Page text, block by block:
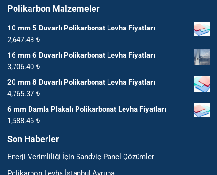
Polikarbon Malzemeler
10 mm 5 Duvarlı Polikarbonat Levha Fiyatları
2,647.43 ₺
16 mm 6 Duvarlı Polikarbonat Levha Fiyatları
3,706.40 ₺
20 mm 8 Duvarlı Polikarbonat Levha Fiyatları
4,765.37 ₺
6 mm Damla Plakalı Polikarbonat Levha Fiyatları
1,588.46 ₺
Son Haberler
Enerji Verimliliği İçin Sandviç Panel Çözümleri
Polikarbon Levha İstanbul Avrupa